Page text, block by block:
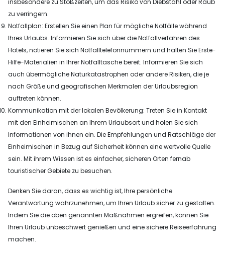
zu verringern.
Notfallplan: Erstellen Sie einen Plan für mögliche Notfälle während
Ihres Urlaubs. Informieren Sie sich über die Notfallverfahren des
Hotels, notieren Sie sich Notfalltelefonnummern und halten Sie Erste-
Hilfe-Materialien in Ihrer Notfalltasche bereit. Informieren Sie sich
auch übermögliche Naturkatastrophen oder andere Risiken, die je
nach Größe und geografischen Merkmalen der Urlaubsregion
auftreten können.
Kommunikation mit der lokalen Bevölkerung: Treten Sie in Kontakt
mit den Einheimischen an Ihrem Urlaubsort und holen Sie sich
Informationen von ihnen ein. Die Empfehlungen und Ratschläge der
Einheimischen in Bezug auf Sicherheit können eine wertvolle Quelle
sein. Mit ihrem Wissen ist es einfacher, sicheren Orten fernab
touristischer Gebiete zu besuchen.
Denken Sie daran, dass es wichtig ist, Ihre persönliche
Verantwortung wahrzunehmen, um Ihren Urlaub sicher zu gestalten.
Indem Sie die oben genannten Maßnahmen ergreifen, können Sie
Ihren Urlaub unbeschwert genießen und eine sichere Reiseerfahrung
machen.